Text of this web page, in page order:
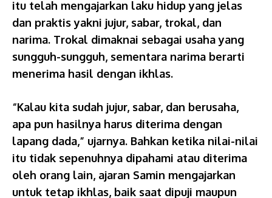
itu telah mengajarkan laku hidup yang jelas
dan praktis yakni jujur, sabar, trokal, dan
narima. Trokal dimaknai sebagai usaha yang
sungguh-sungguh, sementara narima berarti
menerima hasil dengan ikhlas.
“Kalau kita sudah jujur, sabar, dan berusaha,
apa pun hasilnya harus diterima dengan
lapang dada,” ujarnya. Bahkan ketika nilai-nilai
itu tidak sepenuhnya dipahami atau diterima
oleh orang lain, ajaran Samin mengajarkan
untuk tetap ikhlas, baik saat dipuji maupun